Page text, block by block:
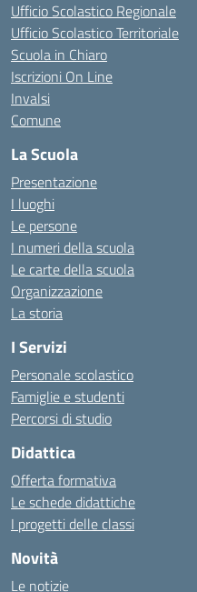
Ufficio Scolastico Regionale
Ufficio Scolastico Territoriale
Scuola in Chiaro
Iscrizioni On Line
Invalsi
Comune
La Scuola
Presentazione
I luoghi
Le persone
I numeri della scuola
Le carte della scuola
Organizzazione
La storia
I Servizi
Personale scolastico
Famiglie e studenti
Percorsi di studio
Didattica
Offerta formativa
Le schede didattiche
I progetti delle classi
Novità
Le notizie